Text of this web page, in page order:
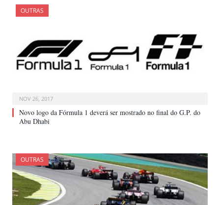
OUTRAS
NOV 26, 2017
Novo logo da Fórmula 1 deverá ser mostrado no final do G.P. do
Abu Dhabi
OUTRAS